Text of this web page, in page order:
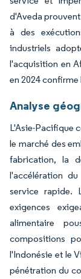
d'Aveda
à des
industriels
l'acquisition en
en 2024
Analyse
L'Asie-Pacifique
le marché des
fabrication, la
l'accélération
service rapide.
exigences
alimentaire
compositions
l'Indonésie et le
pénétration du